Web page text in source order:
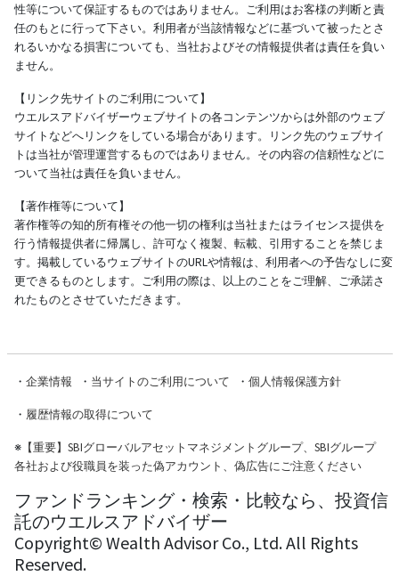
性等について保証するものではありません。ご利用はお客様の判断と責
任のもとに行って下さい。利用者が当該情報などに基づいて被ったとさ
れるいかなる損害についても、当社およびその情報提供者は責任を負い
ません。
【リンク先サイトのご利用について】
ウエルスアドバイザーウェブサイトの各コンテンツからは外部のウェブ
サイトなどへリンクをしている場合があります。リンク先のウェブサイ
トは当社が管理運営するものではありません。その内容の信頼性などに
ついて当社は責任を負いません。
【著作権等について】
著作権等の知的所有権その他一切の権利は当社またはライセンス提供を
行う情報提供者に帰属し、許可なく複製、転載、引用することを禁じま
す。掲載しているウェブサイトのURLや情報は、利用者への予告なしに変
更できるものとします。ご利用の際は、以上のことをご理解、ご承諾さ
れたものとさせていただきます。
・ 企業情報 ・ 当サイトのご利用について ・ 個人情報保護方針
・ 履歴情報の取得について
※【重要】SBIグローバルアセットマネジメントグループ、SBIグループ
各社および役職員を装った偽アカウント、偽広告にご注意ください
ファンドランキング・検索・比較なら、投資信
託のウエルスアドバイザー
Copyright© Wealth Advisor Co., Ltd. All Rights
Reserved.